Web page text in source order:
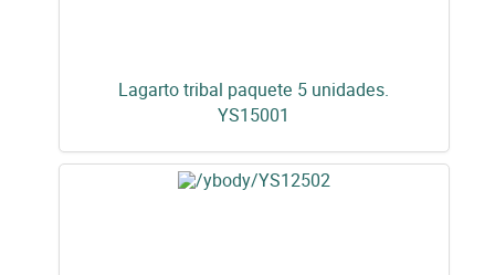
Lagarto tribal paquete 5 unidades.
YS15001